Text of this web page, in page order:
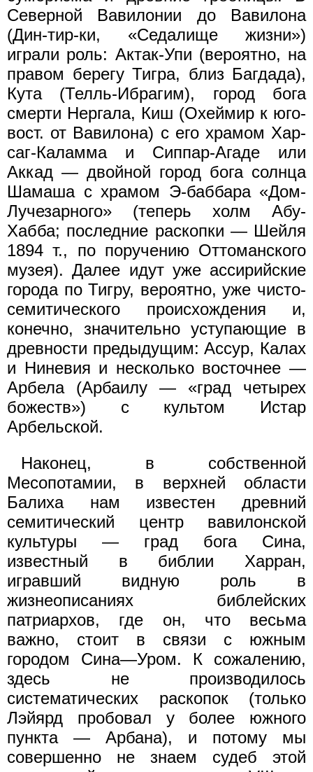
Северной Вавилонии до Вавилона
(Дин-тир-ки, «Седалище жизни»)
играли роль: Актак-Упи (вероятно, на
правом берегу Тигра, близ Багдада),
Кута (Телль-Ибрагим), город бога
смерти Нергала, Киш (Охеймир к юго-
вост. от Вавилона) с его храмом Хар-
саг-Каламма и Сиппар-Агаде или
Аккад — двойной город бога солнца
Шамаша с храмом Э-баббара «Дом-
Лучезарного» (теперь холм Абу-
Хабба; последние раскопки — Шейля
1894 т., по поручению Оттоманского
музея). Далее идут уже ассирийские
города по Тигру, вероятно, уже чисто-
семитического происхождения и,
конечно, значительно уступающие в
древности предыдущим: Ассур, Калах
и Ниневия и несколько восточнее —
Арбела (Арбаилу — «град четырех
божеств») с культом Истар
Арбельской.
Наконец, в собственной
Месопотамии, в верхней области
Балиха нам известен древний
семитический центр вавилонской
культуры — град бога Сина,
известный в библии Xарран,
игравший видную роль в
жизнеописаниях библейских
патриархов, где он, что весьма
важно, стоит в связи с южным
городом Сина—Уром. К сожалению,
здесь не производилось
систематических раскопок (только
Лэйярд пробовал у более южного
пункта — Арбана), и потому мы
совершенно не знаем судеб этой